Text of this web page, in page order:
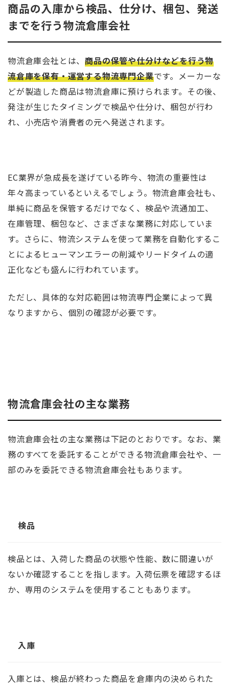
商品の入庫から検品、仕分け、梱包、発送
までを行う物流倉庫会社
物流倉庫会社とは、商品の保管や仕分けなどを行う物
流倉庫を保有・運営する物流専門企業です。メーカーな
どが製造した商品は物流倉庫に預けられます。その後、
発注が生じたタイミングで検品や仕分け、梱包が行わ
れ、小売店や消費者の元へ発送されます。
EC業界が急成長を遂げている昨今、物流の重要性は
年々高まっているといえるでしょう。物流倉庫会社も、
単純に商品を保管するだけでなく、検品や流通加工、
在庫管理、梱包など、さまざまな業務に対応していま
す。さらに、物流システムを使って業務を自動化するこ
とによるヒューマンエラーの削減やリードタイムの適
正化なども盛んに行われています。
ただし、具体的な対応範囲は物流専門企業によって異
なりますから、個別の確認が必要です。
物流倉庫会社の主な業務
物流倉庫会社の主な業務は下記のとおりです。なお、業
務のすべてを委託することができる物流倉庫会社や、一
部のみを委託できる物流倉庫会社もあります。
検品
検品とは、入荷した商品の状態や性能、数に間違いが
ないか確認することを指します。入荷伝票を確認するほ
か、専用のシステムを使用することもあります。
入庫
入庫とは、検品が終わった商品を倉庫内の決められた